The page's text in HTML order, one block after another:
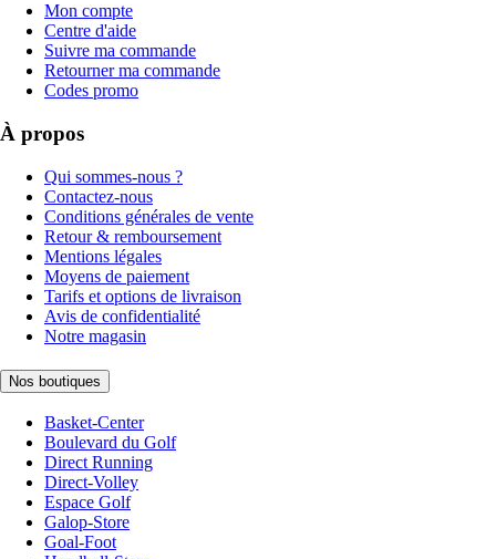
Mon compte
Centre d'aide
Suivre ma commande
Retourner ma commande
Codes promo
À propos
Qui sommes-nous ?
Contactez-nous
Conditions générales de vente
Retour & remboursement
Mentions légales
Moyens de paiement
Tarifs et options de livraison
Avis de confidentialité
Notre magasin
Nos boutiques
Basket-Center
Boulevard du Golf
Direct Running
Direct-Volley
Espace Golf
Galop-Store
Goal-Foot